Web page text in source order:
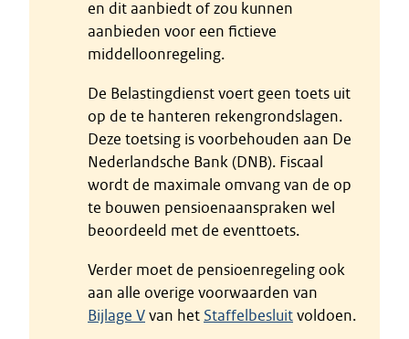
en dit aanbiedt of zou kunnen
aanbieden voor een fictieve
middelloonregeling.
De Belastingdienst voert geen toets uit
op de te hanteren rekengrondslagen.
Deze toetsing is voorbehouden aan De
Nederlandsche Bank (DNB). Fiscaal
wordt de maximale omvang van de op
te bouwen pensioenaanspraken wel
beoordeeld met de eventtoets.
Verder moet de pensioenregeling ook
aan alle overige voorwaarden van
Bijlage Vvan het Staffelbesluitvoldoen.